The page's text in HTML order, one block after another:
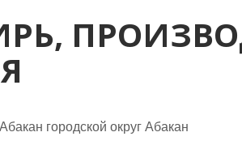
городской округ Абакан